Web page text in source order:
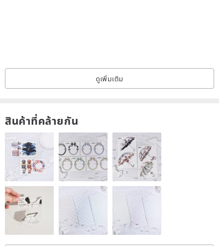
worked as a consultant in the world's top management companies.
She works in Boston, USA and Milan, Italy. His younger sister Deniz
New York, and has received a degree in Turkey. First prize in the
emerging fashion designer competition, and completed a master's
degree in fashion design in Florence, Italy. He has experienced
several high-end fashion brands and has a sense of trend and
market. In addition, the family is engaged in the textile industry and
has a good knowledge of fabrics. He returned to his hometown of
Istanbul and devoted himself to art and design work.
Rumisu is created by Pinar and Deniz with their passion for
illustrations, making silk scarves a perfect blank canvas. Each piece
ดูเพิ่มเติม
สินค้าที่คล้ายกัน